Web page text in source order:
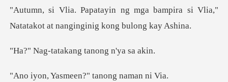
bampira si Vlia,"
Natatakot at na
akang tanong
meen?" tanong